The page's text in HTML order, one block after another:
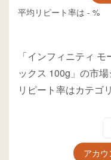
平均リピート率は - %
「インフィニティ
ックス 100g」の市場
リピート率はカテゴ
アカウ